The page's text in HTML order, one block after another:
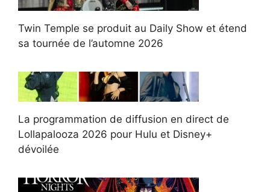
Twin Temple se produit au Daily Show et étend
sa tournée de l’automne 2026
La programmation de diffusion en direct de
Lollapalooza 2026 pour Hulu et Disney+
dévoilée